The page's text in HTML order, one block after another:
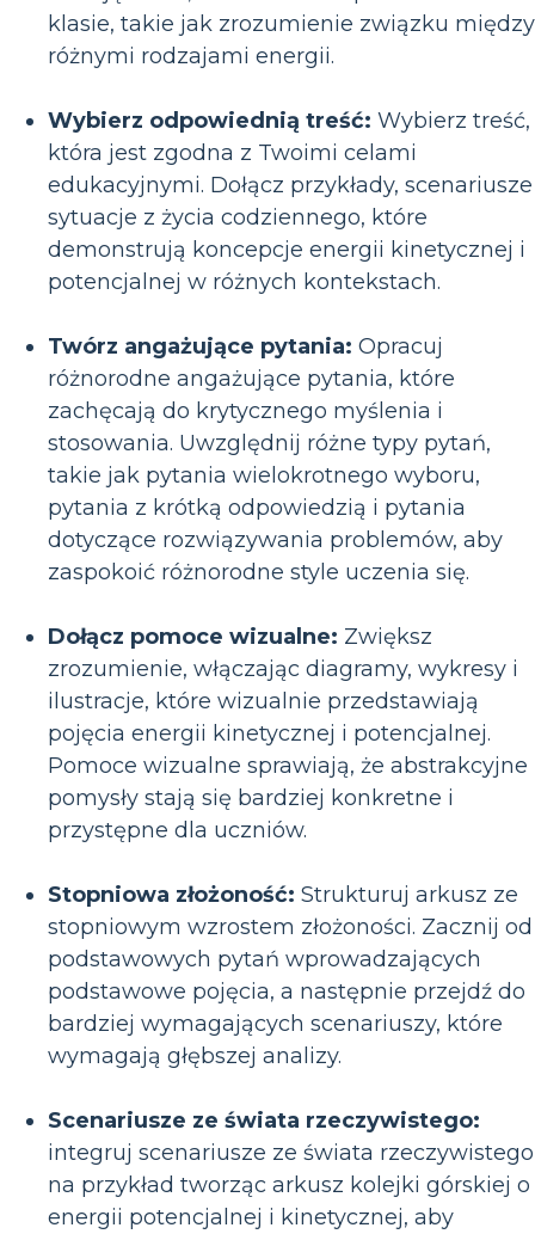
klasie, takie jak zrozumienie związku między
różnymi rodzajami energii.
Wybierz odpowiednią treść: Wybierz treść,
która jest zgodna z Twoimi celami
edukacyjnymi. Dołącz przykłady,
sytuacje z życia codziennego, które
demonstrują koncepcje energii kinetycznej i
potencjalnej w różnych kontekstach.
Twórz angażujące pytania: Opracuj
różnorodne angażujące pytania, które
zachęcają do krytycznego myślenia i
stosowania. Uwzględnij różne typy pytań,
takie jak pytania wielokrotnego wyboru,
pytania z krótką odpowiedzią i pytania
dotyczące rozwiązywania problemów, aby
zaspokoić różnorodne style uczenia się.
Dołącz pomoce wizualne: Zwiększ
zrozumienie, włączając diagramy, wykresy i
ilustracje, które wizualnie przedstawiają
pojęcia energii kinetycznej i potencjalnej.
Pomoce wizualne sprawiają, że abstrakcyjne
pomysły stają się bardziej konkretne i
przystępne dla uczniów.
Stopniowa złożoność: Strukturuj arkusz ze
stopniowym wzrostem złożoności. Zacznij od
podstawowych pytań wprowadzających
podstawowe pojęcia, a następnie przejdź do
bardziej wymagających scenariuszy, które
wymagają głębszej analizy.
Scenariusze ze świata rzeczywistego:
integruj scenariusze ze świata
na przykład tworząc arkusz kolejki górskiej o
energii potencjalnej i kinetycznej, aby